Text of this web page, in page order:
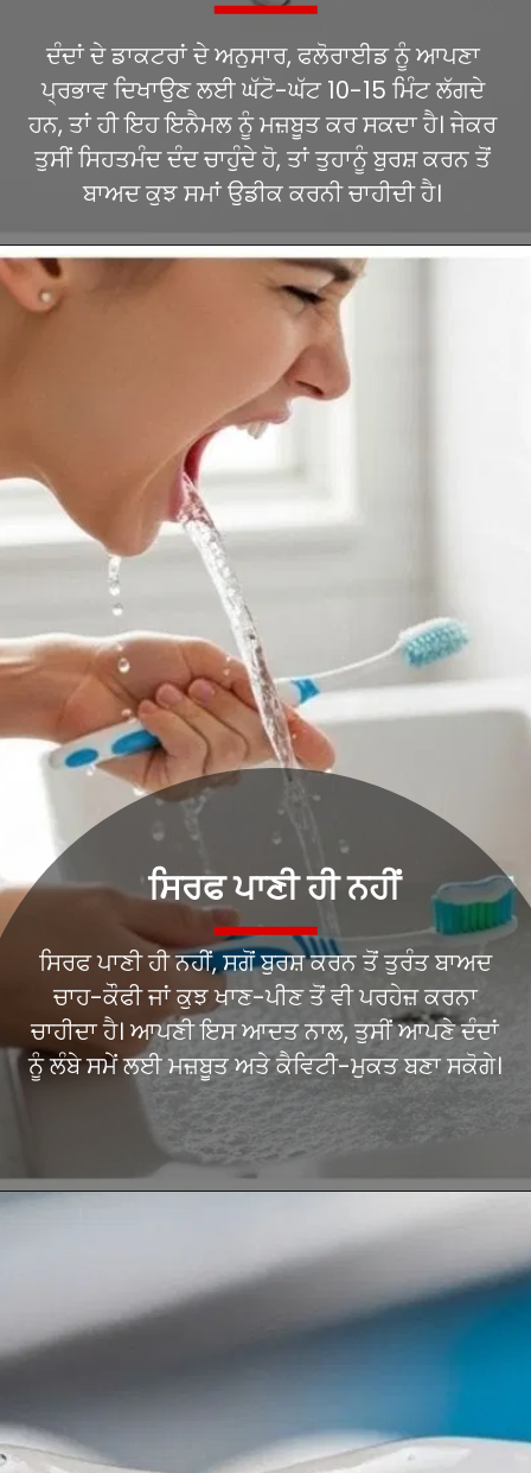
ਦੰਦਾਂ ਦੇ ਡਾਕਟਰਾਂ ਦੇ ਅਨੁਸਾਰ, ਫਲੋਰਾਈਡ ਨੂੰ ਆਪਣਾ
ਪ੍ਰਭਾਵ ਦਿਖਾਉਣ ਲਈ ਘੱਟੋ-ਘੱਟ 10-15 ਮਿੰਟ ਲੱਗਦੇ
ਹਨ, ਤਾਂ ਹੀ ਇਹ ਇਨੈਮਲ ਨੂੰ ਮਜ਼ਬੂਤ ਕਰ ਸਕਦਾ ਹੈ। ਜੇਕਰ
ਤੁਸੀਂ ਸਿਹਤਮੰਦ ਦੰਦ ਚਾਹੁੰਦੇ ਹੋ, ਤਾਂ ਤੁਹਾਨੂੰ ਬੁਰਸ਼ ਕਰਨ ਤੋਂ
ਸਿਰਫ ਪਾਣੀ ਹੀ ਨਹੀਂ, ਸਗੋਂ ਬੁਰਸ਼ ਕਰਨ ਤੋਂ ਤੁਰੰਤ ਬਾਅਦ
ਚਾਹ-ਕੌਫੀ ਜਾਂ ਕੁਝ ਖਾਣ-ਪੀਣ ਤੋਂ ਵੀ ਪਰਹੇਜ਼ ਕਰਨਾ
ਚਾਹੀਦਾ ਹੈ। ਆਪਣੀ ਇਸ ਆਦਤ ਨਾਲ, ਤੁਸੀਂ ਆਪਣੇ ਦੰਦਾਂ
ਸਿਰਫ ਪਾਣੀ ਹੀ ਨਹੀਂ